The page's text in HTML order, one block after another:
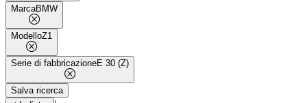
MarcaBMW
ModelloZ1
Serie di fabbricazioneE 30 (Z)
Salva ricerca